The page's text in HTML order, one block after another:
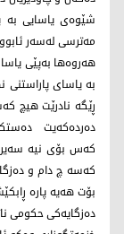
شێوەی یاسایی بە
مەترسی لەسەر
هەروەها بەپێی
بە یاسای پاراستنی
ڕێگە نادرێت هیچ
دەردەکەیت
کەس بۆی نیە
کەسە چ دام و
بۆت هەیە پارە
دەزگایەکی حکومی